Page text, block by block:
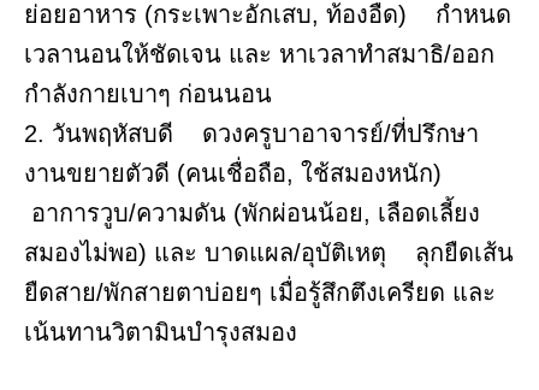
ย่อยอาหาร (กระเพาะอักเสบ, ท้องอืด) กำหนด
เวลานอนให้ชัดเจน และ หาเวลาทำสมาธิ/ออก
กำลังกายเบาๆ ก่อนนอน
2. วันพฤหัสบดี ดวงครูบาอาจารย์/ที่ปรึกษา
งานขยายตัวดี (คนเชื่อถือ, ใช้สมองหนัก)
อาการวูบ/ความดัน (พักผ่อนน้อย, เลือดเลี้ยง
สมองไม่พอ) และ บาดแผล/อุบัติเหตุ ลุกยืดเส้น
ยืดสาย/พักสายตาบ่อยๆ เมื่อรู้สึกตึงเครียด และ
เน้นทานวิตามินบำรุงสมอง